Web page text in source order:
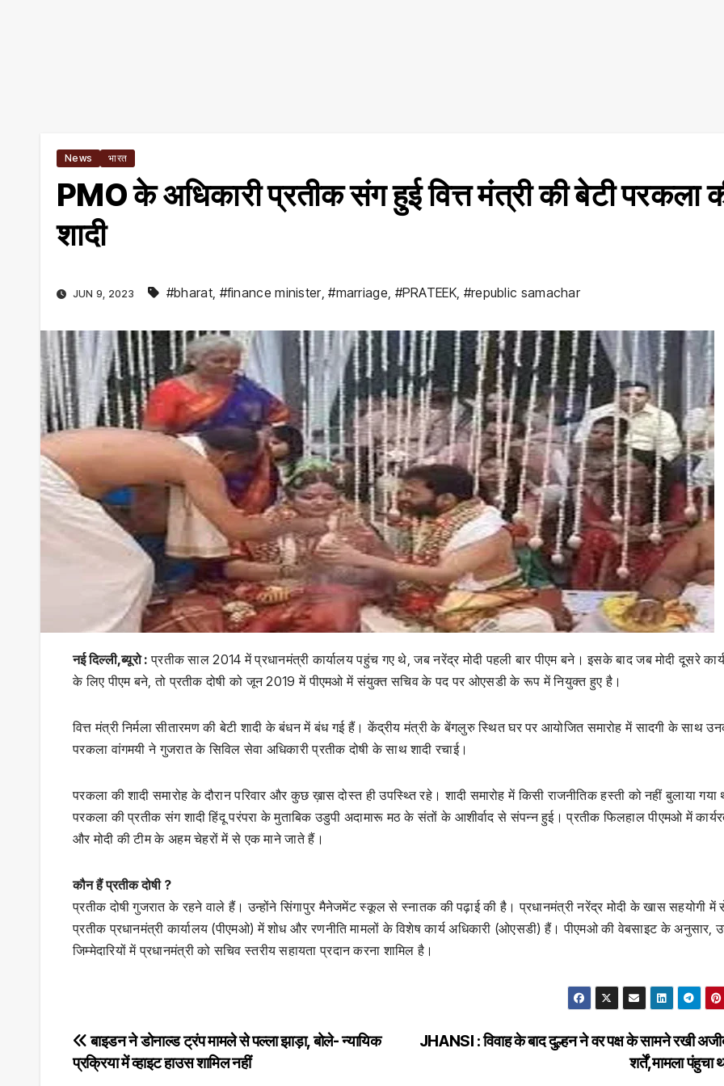
News भारत
PMO के अधिकारी प्रतीक संग हुई वित्त मंत्री की बेटी परकला
शादी
JUN 9, 2023 #bharat, #finance minister,#marriage, #PRATEEK, #republic samachar
नई दिल्ली,ब्यूरो :प्रतीक साल 2014 में प्रधानमंत्री कार्यालय पहुंच गए थे, जब नरेंद्र मोदी पहली बार पीएम बने। इसके बाद जब मोदी दूसरे
के लिए पीएम बने, तो प्रतीक दोषी को जून 2019 में पीएमओ में संयुक्त सचिव के पद पर ओएसडी के रूप में नियुक्त हुए है।
वित्त मंत्री निर्मला सीतारमण की बेटी शादी के बंधन में बंध गई हैं। केंद्रीय मंत्री के बेंगलुरु स्थित घर पर आयोजित समारोह में सादगी के साथ
परकला वांगमयी ने गुजरात के सिविल सेवा अधिकारी प्रतीक दोषी के साथ शादी रचाई।
परकला की शादी समारोह के दौरान परिवार और कुछ ख़ास दोस्त ही उपस्थ्ति रहे। शादी समारोह में किसी राजनीतिक हस्ती को नहीं बुलाया गया
परकला की प्रतीक संग शादी हिंदू परंपरा के मुताबिक उडुपी अदामारू मठ के संतों के आशीर्वाद से संपन्न हुई। प्रतीक फिलहाल पीएमओ में
और मोदी की टीम के अहम चेहरों में से एक माने जाते हैं।
कौन हैं प्रतीक दोषी ?
प्रतीक दोषी गुजरात के रहने वाले हैं। उन्होंने सिंगापुर मैनेजमेंट स्कूल से स्नातक की पढ़ाई की है। प्रधानमंत्री नरेंद्र मोदी के खास सहयोगी
प्रतीक प्रधानमंत्री कार्यालय (पीएमओ) में शोध और रणनीति मामलों के विशेष कार्य अधिकारी (ओएसडी) हैं। पीएमओ की वेबसाइट के अनुसार,
जिम्मेदारियों में प्रधानमंत्री को सचिव स्तरीय सहायता प्रदान करना शामिल है।
Post
JHANSI : विवाह के बाद दुल्हन ने वर पक्ष के सामने रखी
शर्तें,मामला पंहुचा
बाइडन ने डोनाल्ड ट्रंप मामले से पल्ला झाड़ा, बोले- न्यायिक
प्रक्रिया में व्हाइट हाउस शामिल नहीं